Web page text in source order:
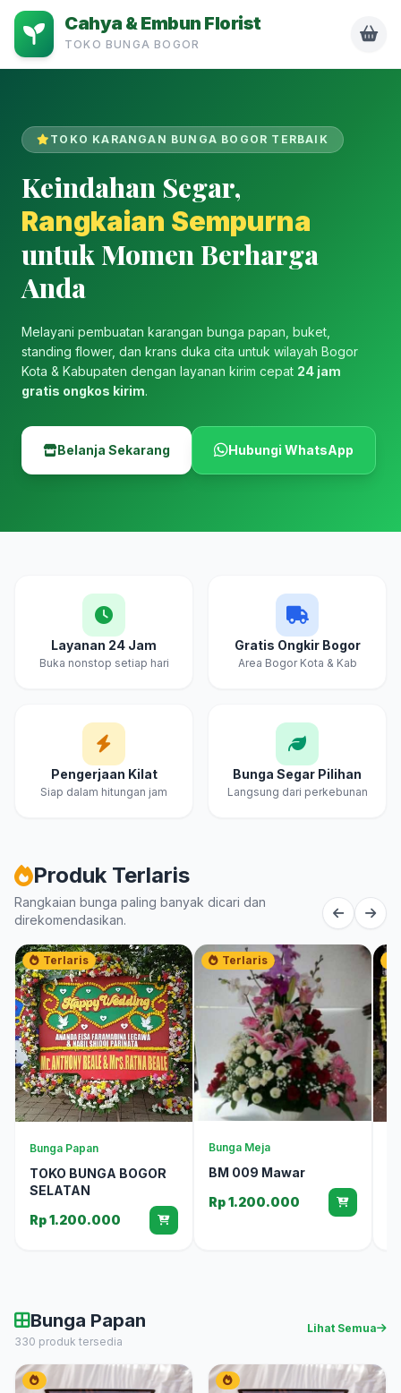
Cahya & Embun Florist
TOKO BUNGA BOGOR
TOKO KARANGAN BUNGA BOGOR TERBAIK
Keindahan Segar,
Rangkaian Sempurna
untuk Momen Berharga
Anda
Melayani pembuatan karangan bunga papan, buket,
standing flower, dan krans duka cita untuk wilayah Bogor
Kota & Kabupaten dengan layanan kirim cepat 24 jam
gratis ongkos kirim.
Belanja Sekarang Hubungi WhatsApp
Layanan 24 Jam
Buka nonstop setiap hari
Gratis Ongkir Bogor
Area Bogor Kota & Kab
Pengerjaan Kilat
Siap dalam hitungan jam
Bunga Segar Pilihan
Langsung dari perkebunan
Produk Terlaris
Rangkaian bunga paling banyak dicari dan
direkomendasikan.
Terlaris
Bunga Papan
TOKO BUNGA BOGOR
SELATAN
Rp 1.200.000
Terlaris
Bunga Meja
BM 009 Mawar
Rp 1.200.000
Bunga Papan
330 produk tersedia
Lihat Semua